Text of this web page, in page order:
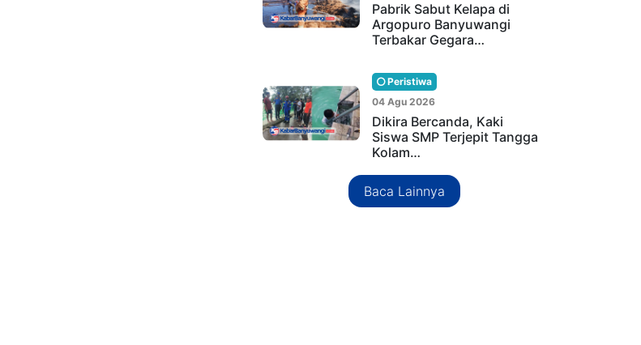
Pabrik Sabut Kelapa di
Argopuro Banyuwangi
Terbakar Gegara…
Peristiwa
04 Agu 2026
Dikira Bercanda, Kaki
Siswa SMP Terjepit Tangga
Kolam…
Baca Lainnya